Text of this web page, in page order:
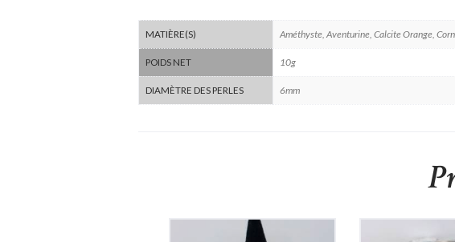
MATIÈRE(S) Améthyste, Aventurine, Calcite Orange,
POIDS NET 10g
DIAMÈTRE DES PERLES 6mm